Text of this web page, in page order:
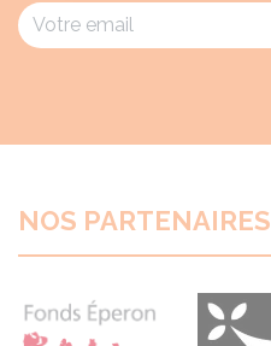
NOS PARTENAIRES